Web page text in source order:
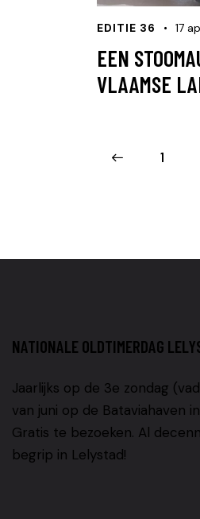
EDITIE 36 17
EEN
VLAAMSE
1
NATIONALE OLDTIMERDAG
Jaarlijks op de 3e zondag
van juni op de Bataviahaven
Gratis te bezoeken. Al
begrip in Lelystad!